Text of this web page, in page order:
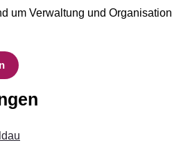
um Verwaltung und Organisation